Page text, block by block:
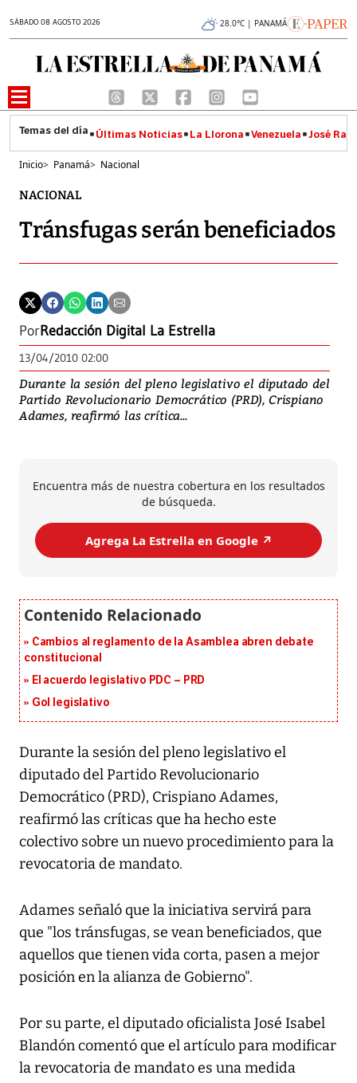
SÁBADO 08 AGOSTO 2026 28.0°C | PANAMÁ
Últimas Noticias La Llorona Venezuela José
Inicio> Panamá> Nacional
NACIONAL
Tránsfugas serán beneficiados
PorRedacción Digital La Estrella
13/04/2010 02:00
Durante la sesión del pleno legislativo el diputado del
Partido Revolucionario Democrático (PRD), Crispiano
Adames, reafirmó las crítica...
Encuentra más de nuestra cobertura en los resultados
de búsqueda.
Agrega La Estrella en Google ↗️
Cambios al reglamento de la Asamblea abren debate
constitucional
El acuerdo legislativo PDC – PRD
Gol legislativo
Durante la sesión del pleno legislativo el
diputado del Partido Revolucionario
Democrático (PRD), Crispiano Adames,
reafirmó las críticas que ha hecho este
colectivo sobre un nuevo procedimiento para la
revocatoria de mandato.
Adames señaló que la iniciativa servirá para
que "los tránsfugas, se vean beneficiados, que
aquellos que tienen vida corta, pasen a mejor
posición en la alianza de Gobierno".
Por su parte, el diputado oficialista José Isabel
Blandón comentó que el artículo para modificar
la revocatoria de mandato es una medida